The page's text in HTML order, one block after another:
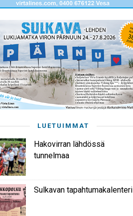
LUETUIMMAT
Hakovirran lähdössä
tunnelmaa
Sulkavan tapahtumakalenteri